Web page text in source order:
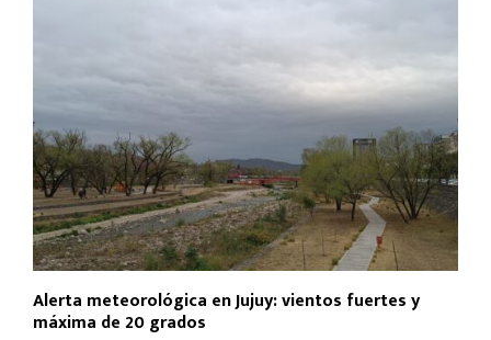
Alerta meteorológica en Jujuy: vientos fuertes y
máxima de 20 grados